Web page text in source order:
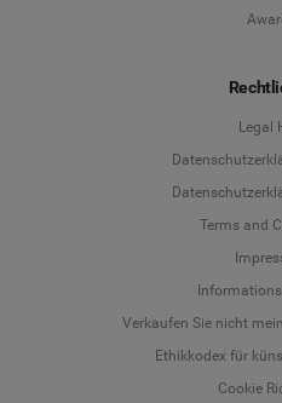
Legal
Terms and
Verkaufen Sie nicht
Ethikkodex für
Cookie